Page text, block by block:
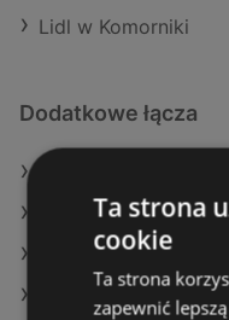
Lidl w Komorniki
Dodatkowe łącza
Oferty Kaufland
Oferty Selgros
Aktualne gazetki
Ta strona
cookie
Ta strona
zapewnić